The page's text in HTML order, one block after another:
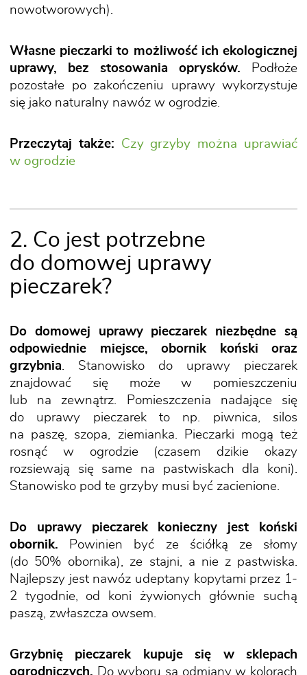
nowotworowych).
Własne pieczarki to możliwość ich ekologicznej
uprawy, bez stosowania oprysków. Podłoże
pozostałe po zakończeniu uprawy wykorzystuje
się jako naturalny nawóz w ogrodzie.
Przeczytaj także:
Czy grzyby można uprawiać
w ogrodzie
2. Co jest potrzebne
do domowej uprawy
pieczarek?
Do domowej uprawy pieczarek niezbędne są
odpowiednie miejsce, obornik koński oraz
grzybnia. Stanowisko do uprawy pieczarek
znajdować się może w pomieszczeniu
lub na zewnątrz. Pomieszczenia nadające się
do uprawy pieczarek to np. piwnica, silos
na paszę, szopa, ziemianka. Pieczarki mogą też
rosnąć w ogrodzie (czasem dzikie okazy
rozsiewają się same na pastwiskach dla koni).
Stanowisko pod te grzyby musi być zacienione.
Do uprawy pieczarek konieczny jest koński
obornik. Powinien być ze ściółką ze słomy
(do 50% obornika), ze stajni, a nie z pastwiska.
Najlepszy jest nawóz udeptany kopytami przez 1-
2 tygodnie, od koni żywionych głównie suchą
paszą, zwłaszcza owsem.
Grzybnię pieczarek kupuje się w sklepach
ogrodniczych. Do wyboru są odmiany w kolorach